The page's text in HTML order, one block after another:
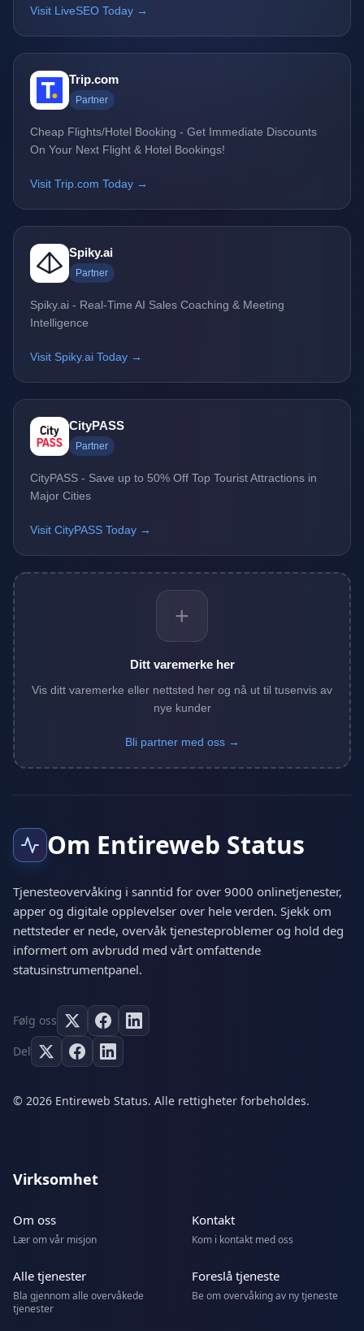
Visit LiveSEO Today →
Trip.com
Partner
Cheap Flights/Hotel Booking - Get Immediate Discounts
On Your Next Flight & Hotel Bookings!
Visit Trip.com Today →
Spiky.ai
Partner
Spiky.ai - Real-Time AI Sales Coaching & Meeting
Intelligence
Visit Spiky.ai Today →
CityPASS
Partner
CityPASS - Save up to 50% Off Top Tourist Attractions in
Major Cities
Visit CityPASS Today →
+
Ditt varemerke her
Vis ditt varemerke eller nettsted her og nå ut til tusenvis av
nye kunder
Bli partner med oss →
Om Entireweb Status
Tjenesteovervåking i sanntid for over 9000 onlinetjenester,
apper og digitale opplevelser over hele verden. Sjekk om
nettsteder er nede, overvåk tjenesteproblemer og hold deg
informert om avbrudd med vårt omfattende
statusinstrumentpanel.
Følg oss
Del
© 2026 Entireweb Status. Alle rettigheter forbeholdes.
Virksomhet
Om oss
Lær om vår misjon
Kontakt
Kom i kontakt med oss
Alle tjenester
Bla gjennom alle overvåkede
tjenester
Foreslå tjeneste
Be om overvåking av ny tjeneste